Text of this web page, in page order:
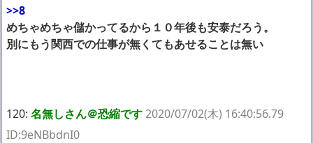
>>8
めちゃめちゃ儲かってるから１０年後も安泰だろう。
別にもう関西での仕事が無くてもあせることは無い
120: 名無しさん＠恐縮です2020/07/02(木) 16:40:56.79
ID:9eNBbdnI0